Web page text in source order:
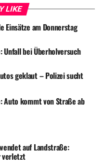
LIKE
Einsätze am Donnerstag
Unfall bei Überholversuch
geklaut – Polizei sucht
Auto kommt von Straße ab
auf Landstraße:
verletzt